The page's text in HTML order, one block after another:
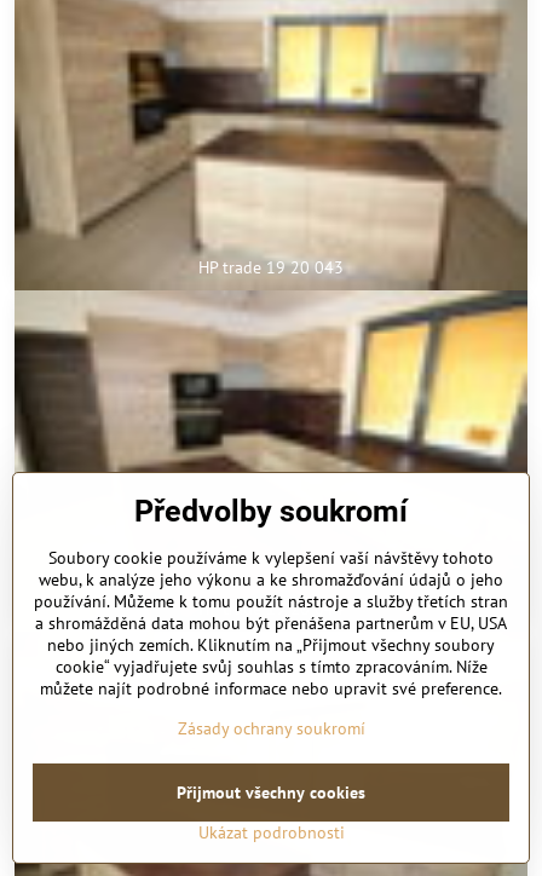
HP trade 19 20 043
HP trade 19 20 044
Předvolby soukromí
Soubory cookie používáme k vylepšení vaší návštěvy tohoto
webu, k analýze jeho výkonu a ke shromažďování údajů o jeho
používání. Můžeme k tomu použít nástroje a služby třetích stran
a shromážděná data mohou být přenášena partnerům v EU, USA
nebo jiných zemích. Kliknutím na „Přijmout všechny soubory
cookie“ vyjadřujete svůj souhlas s tímto zpracováním. Níže
můžete najít podrobné informace nebo upravit své preference.
Zásady ochrany soukromí
Ukázat podrobnosti
Přijmout všechny cookies